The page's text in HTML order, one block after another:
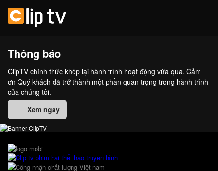
Thông báo
ClipTV chính thức khép lại hành trình hoạt động vừa qua. Cảm
ơn Quý khách đã trở thành một phần quan trọng trong hành trình
của chúng tôi.
Xem ngay